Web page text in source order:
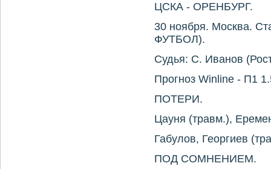
ЦСКА - ОРЕНБУРГ.
30 ноября. Москва.
ФУТБОЛ).
Судья: С. Иванов
Прогноз Winline - П1
ПОТЕРИ.
Цауня (травм.),
Габулов, Георгиев
ПОД СОМНЕНИЕМ.